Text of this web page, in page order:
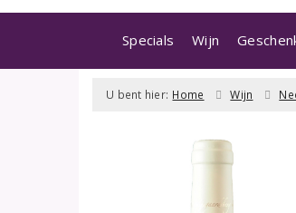
Specials Wijn
U bent hier: Home Wijn